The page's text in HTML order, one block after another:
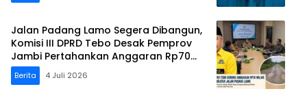
Jalan Padang Lamo Segera Dibangun,
Komisi III DPRD Tebo Desak Pemprov
Jambi Pertahankan Anggaran Rp70
Miliar
Berita 4 Juli 2026